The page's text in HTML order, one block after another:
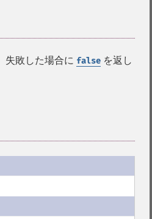
失敗した場合に false を返し